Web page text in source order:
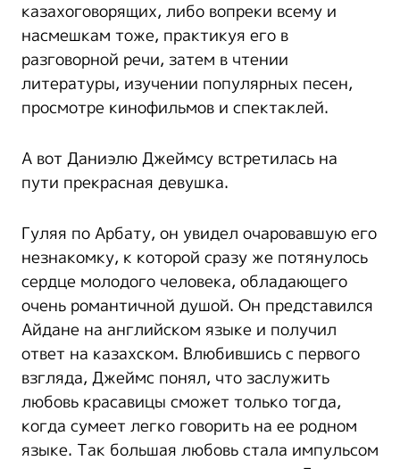
казахоговорящих, либо вопреки всему и
насмешкам тоже, практикуя его в
разговорной речи, затем в чтении
литературы, изучении популярных песен,
просмотре кинофильмов и спектаклей.
А вот Даниэлю Джеймсу встретилась на
пути прекрасная девушка.
Гуляя по Арбату, он увидел очаровавшую его
незнакомку, к которой сразу же потянулось
сердце молодого человека, обладающего
очень романтичной душой. Он представился
Айдане на английском языке и получил
ответ на казахском. Влюбившись с первого
взгляда, Джеймс понял, что заслужить
любовь красавицы сможет только тогда,
когда сумеет легко говорить на ее родном
языке. Так большая любовь стала импульсом